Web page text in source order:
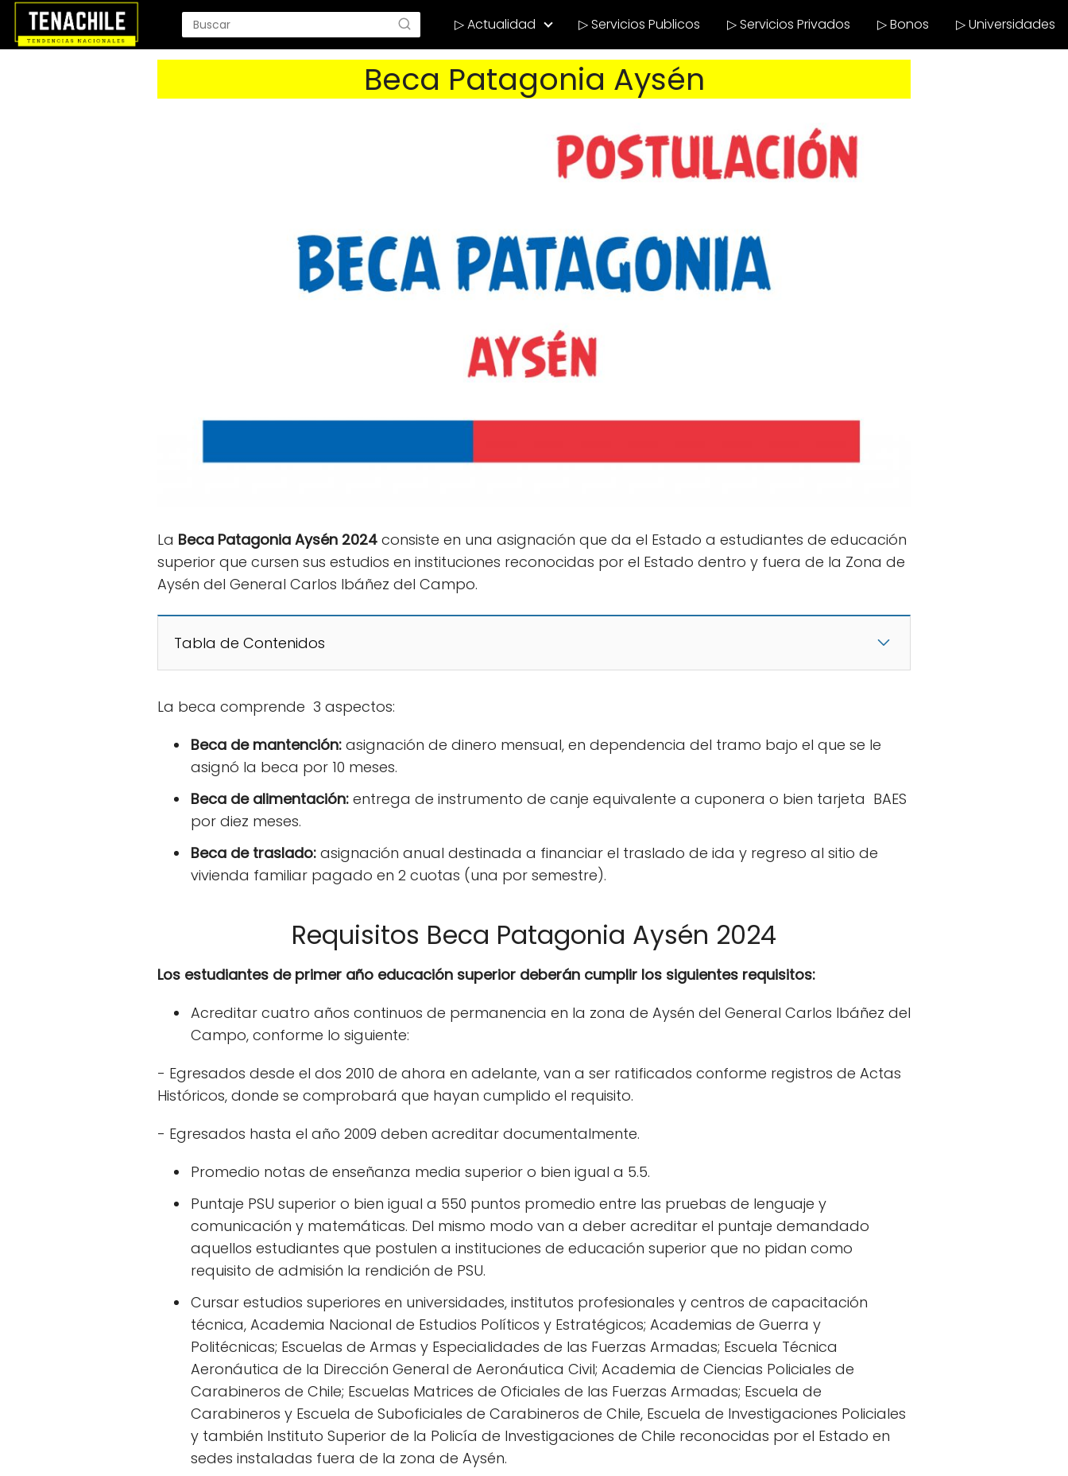
▷ Actualidad ▷ Servicios Publicos ▷ Servicios Privados ▷ Bonos ▷ Universidades
Beca Patagonia Aysén
La Beca Patagonia Aysén 2024 consiste en una asignación que da el Estado a estudiantes de educación
superior que cursen sus estudios en instituciones reconocidas por el Estado dentro y fuera de la Zona de
Aysén del General Carlos Ibáñez del Campo.
Tabla de Contenidos
La beca comprende 3 aspectos:
Beca de mantención: asignación de dinero mensual, en dependencia del tramo bajo el que se le
asignó la beca por 10 meses.
Beca de alimentación: entrega de instrumento de canje equivalente a cuponera o bien tarjeta BAES
por diez meses.
Beca de traslado: asignación anual destinada a financiar el traslado de ida y regreso al sitio de
vivienda familiar pagado en 2 cuotas (una por semestre).
Requisitos Beca Patagonia Aysén 2024
Los estudiantes de primer año educación superior deberán cumplir los siguientes requisitos:
Acreditar cuatro años continuos de permanencia en la zona de Aysén del General Carlos Ibáñez del
Campo, conforme lo siguiente:
- Egresados desde el dos 2010 de ahora en adelante, van a ser ratificados conforme registros de Actas
Históricos, donde se comprobará que hayan cumplido el requisito.
- Egresados hasta el año 2009 deben acreditar documentalmente.
Promedio notas de enseñanza media superior o bien igual a 5.5.
Puntaje PSU superior o bien igual a 550 puntos promedio entre las pruebas de lenguaje y
comunicación y matemáticas. Del mismo modo van a deber acreditar el puntaje demandado
aquellos estudiantes que postulen a instituciones de educación superior que no pidan como
requisito de admisión la rendición de PSU.
Cursar estudios superiores en universidades, institutos profesionales y centros de capacitación
técnica, Academia Nacional de Estudios Políticos y Estratégicos; Academias de Guerra y
Politécnicas; Escuelas de Armas y Especialidades de las Fuerzas Armadas; Escuela Técnica
Aeronáutica de la Dirección General de Aeronáutica Civil; Academia de Ciencias Policiales de
Carabineros de Chile; Escuelas Matrices de Oficiales de las Fuerzas Armadas; Escuela de
Carabineros y Escuela de Suboficiales de Carabineros de Chile, Escuela de Investigaciones Policiales
y también Instituto Superior de la Policía de Investigaciones de Chile reconocidas por el Estado en
sedes instaladas fuera de la zona de Aysén.